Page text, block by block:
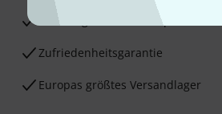
Beratung durch Fachexperten
Zufriedenheitsgarantie
Europas größtes Versandlager